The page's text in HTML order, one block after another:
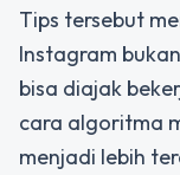
Tips tersebut
Instagram
bisa diajak
cara algoritma
menjadi lebih